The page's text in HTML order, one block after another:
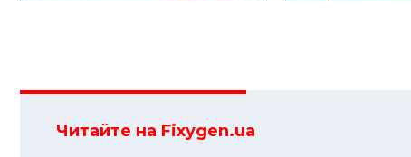
Читайте на Fixygen.ua